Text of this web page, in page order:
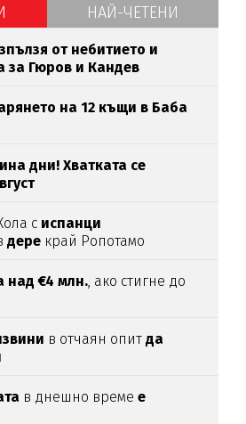
НАЙ-ЧЕТЕНИ
от небитието и
за Гюров и Кандев
на 12 къщи в Баба
дни! Хватката се
с испанци
дере край Ропотамо
над €4 млн., ако стигне до
в отчаян опит да
в днешно времее